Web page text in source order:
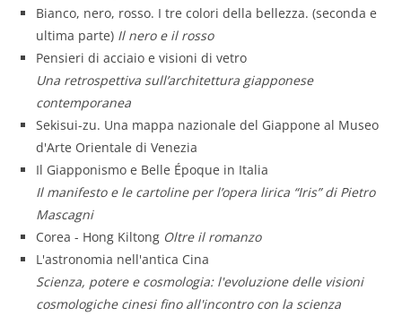
Bianco, nero, rosso. I tre colori della bellezza. (seconda e
ultima parte) Il nero e il rosso
Pensieri di acciaio e visioni di vetro
Una retrospettiva sull’architettura giapponese
contemporanea
Sekisui-zu. Una mappa nazionale del Giappone al Museo
d'Arte Orientale di Venezia
Il Giapponismo e Belle Époque in Italia
Il manifesto e le cartoline per l’opera lirica “Iris” di Pietro
Mascagni
Corea - Hong Kiltong Oltre il romanzo
L'astronomia nell'antica Cina
Scienza, potere e cosmologia: l'evoluzione delle visioni
cosmologiche cinesi fino all'incontro con la scienza